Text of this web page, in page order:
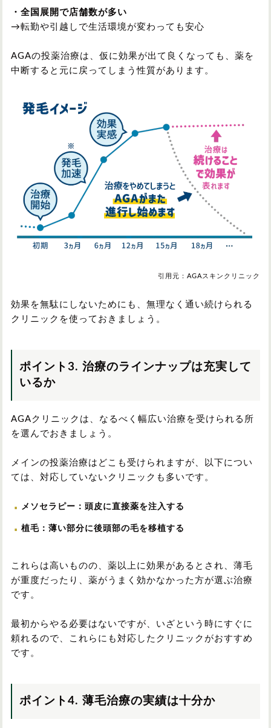
・全国展開で店舗数が多い
→転勤や引越しで生活環境が変わっても安心
AGAの投薬治療は、仮に効果が出て良くなっても、薬を
中断すると元に戻ってしまう性質があります。
引用元：AGAスキンクリニック
効果を無駄にしないためにも、無理なく通い続けられる
クリニックを使っておきましょう。
ポイント3. 治療のラインナップは充実して
いるか
AGAクリニックは、なるべく幅広い治療を受けられる所
を選んでおきましょう。
メインの投薬治療はどこも受けられますが、以下につい
ては、対応していないクリニックも多いです。
メソセラピー：頭皮に直接薬を注入する
植毛：薄い部分に後頭部の毛を移植する
これらは高いものの、薬以上に効果があるとされ、薄毛
が重度だったり、薬がうまく効かなかった方が選ぶ治療
です。
最初からやる必要はないですが、いざという時にすぐに
頼れるので、これらにも対応したクリニックがおすすめ
です。
ポイント4. 薄毛治療の実績は十分か